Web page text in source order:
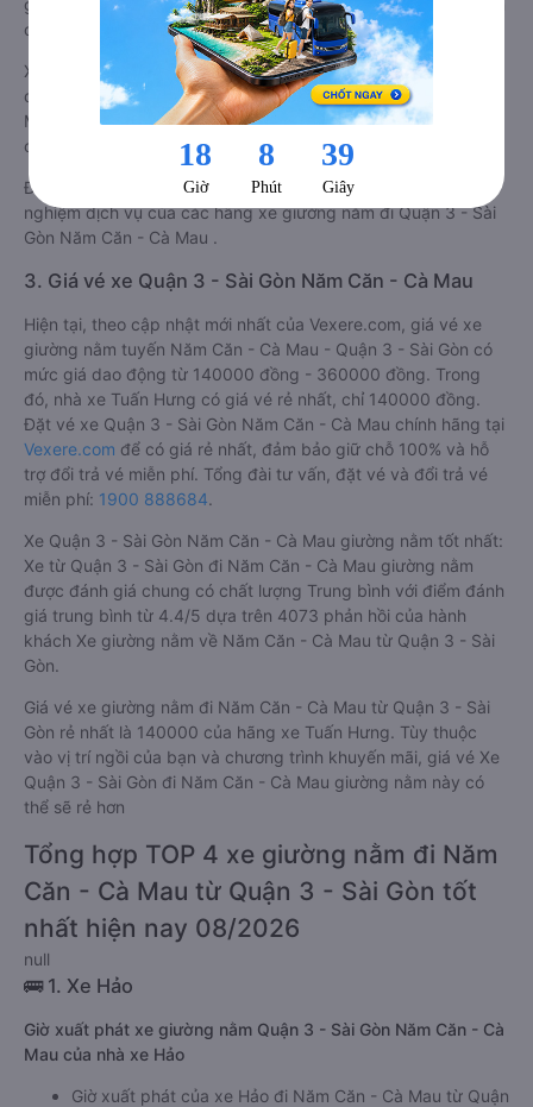
giá này được viết trực tiếp bởi các khách hàng đã trải nghiệm
các hãng Xe Quận 3 - Sài Gòn đi Năm Căn - Cà Mau.
Xe giường nằm đi Năm Căn - Cà Mau từ Quận 3 - Sài Gòn
được phân loại chất lượng tốt nhất là xe Hảo đi Năm Căn - Cà
Mau từ Quận 3 - Sài Gòn đạt 4.7 / 5 điểm dựa trên các tiêu
chí như: Chất lượng xe, Đúng giờ, Chất lượng phục vụ.
Đánh giá này được viết trực tiếp bởi các khách hàng đã trải
nghiệm dịch vụ của các hãng xe giường nằm đi Quận 3 - Sài
Gòn Năm Căn - Cà Mau .
3. Giá vé xe Quận 3 - Sài Gòn Năm Căn - Cà Mau
Hiện tại, theo cập nhật mới nhất của Vexere.com, giá vé xe
giường nằm tuyến Năm Căn - Cà Mau - Quận 3 - Sài Gòn có
mức giá dao động từ 140000 đồng - 360000 đồng. Trong
đó, nhà xe Tuấn Hưng có giá vé rẻ nhất, chỉ 140000 đồng.
Đặt vé xe Quận 3 - Sài Gòn Năm Căn - Cà Mau chính hãng tại
Vexere.com để có giá rẻ nhất, đảm bảo giữ chỗ 100% và hỗ
trợ đổi trả vé miễn phí. Tổng đài tư vấn, đặt vé và đổi trả vé
miễn phí: 1900 888684.
Xe Quận 3 - Sài Gòn Năm Căn - Cà Mau giường nằm tốt nhất:
Xe từ Quận 3 - Sài Gòn đi Năm Căn - Cà Mau giường nằm
được đánh giá chung có chất lượng Trung bình với điểm đánh
giá trung bình từ 4.4/5 dựa trên 4073 phản hồi của hành
khách Xe giường nằm về Năm Căn - Cà Mau từ Quận 3 - Sài
Gòn.
Giá vé xe giường nằm đi Năm Căn - Cà Mau từ Quận 3 - Sài
Gòn rẻ nhất là 140000 của hãng xe Tuấn Hưng. Tùy thuộc
vào vị trí ngồi của bạn và chương trình khuyến mãi, giá vé Xe
Quận 3 - Sài Gòn đi Năm Căn - Cà Mau giường nằm này có
thể sẽ rẻ hơn
Tổng hợp TOP 4 xe giường nằm đi Năm
Căn - Cà Mau từ Quận 3 - Sài Gòn tốt
nhất hiện nay 08/2026
null
🚌 1. Xe Hảo
Giờ xuất phát xe giường nằm Quận 3 - Sài Gòn Năm Căn - Cà
Mau của nhà xe Hảo
Giờ xuất phát của xe Hảo đi Năm Căn - Cà Mau từ Quận